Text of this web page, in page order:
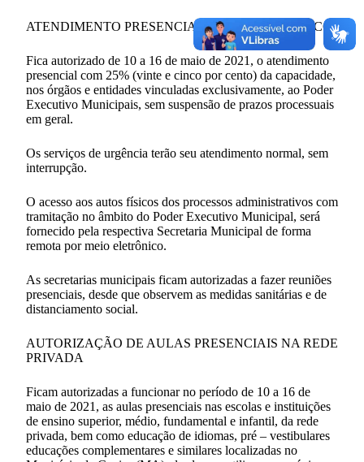
ATENDIMENTO PRESENCIAL NO SETOR PÚBLICO
Fica autorizado de 10 a 16 de maio de 2021, o atendimento
presencial com 25% (vinte e cinco por cento) da capacidade,
nos órgãos e entidades vinculadas exclusivamente, ao Poder
Executivo Municipais, sem suspensão de prazos processuais
em geral.
Os serviços de urgência terão seu atendimento normal, sem
interrupção.
O acesso aos autos físicos dos processos administrativos com
tramitação no âmbito do Poder Executivo Municipal, será
fornecido pela respectiva Secretaria Municipal de forma
remota por meio eletrônico.
As secretarias municipais ficam autorizadas a fazer reuniões
presenciais, desde que observem as medidas sanitárias e de
distanciamento social.
AUTORIZAÇÃO DE AULAS PRESENCIAIS NA REDE
PRIVADA
Ficam autorizadas a funcionar no período de 10 a 16 de
maio de 2021, as aulas presenciais nas escolas e instituições
de ensino superior, médio, fundamental e infantil, da rede
privada, bem como educação de idiomas, pré – vestibulares
educações complementares e similares localizadas no